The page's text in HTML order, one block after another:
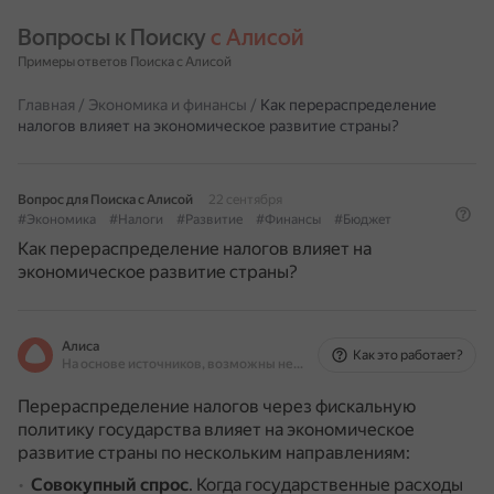
Вопросы к Поиску с Алисой
Примеры ответов Поиска с Алисой
Главная / Экономика и финансы / Как перераспределение
налогов влияет на экономическое развитие страны?
Вопрос для Поиска с Алисой
22 сентября
#Экономика
#Налоги #Развитие #Финансы #Бюджет
Как перераспределение налогов влияет на
экономическое развитие страны?
Алиса
На основе источников, возможны неточности
Как это работает?
Перераспределение налогов через фискальную
политику государства влияет на экономическое
развитие страны по нескольким направлениям:
Совокупный спрос. Когда государственные расходы